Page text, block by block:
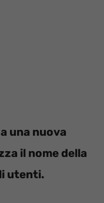
una nuova
il nome della
utenti.